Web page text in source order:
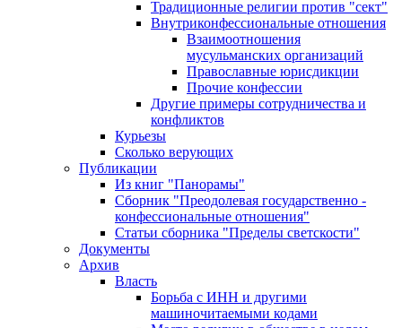
Традиционные религии против "сект"
Внутриконфессиональные отношения
Взаимоотношения
мусульманских организаций
Православные юрисдикции
Прочие конфессии
Другие примеры сотрудничества и
конфликтов
Курьезы
Сколько верующих
Публикации
Из книг "Панорамы"
Сборник "Преодолевая государственно -
конфессиональные отношения"
Статьи сборника "Пределы светскости"
Документы
Архив
Власть
Борьба с ИНН и другими
машиночитаемыми кодами